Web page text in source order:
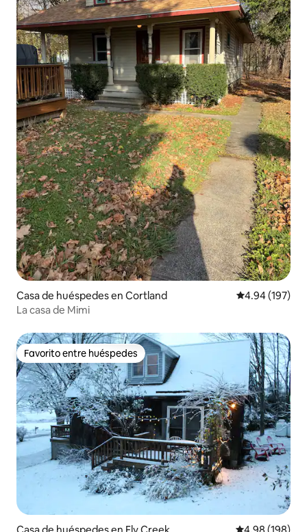
Casa de huéspedes en Cortland Calificación
4.94 (197)
La casa de Mimi
Favorito entre huéspedes
Favorito entre huéspedes